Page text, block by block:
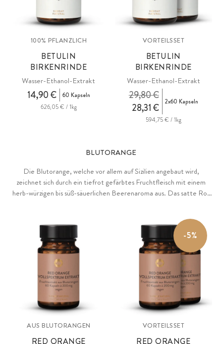
100% PFLANZLICH
BETULIN
BIRKENRINDE
Wasser-Ethanol-Extrakt
14,90 €
60 Kapseln
626,05 € / 1kg
VORTEILSSET
BETULIN
BIRKENRINDE
Wasser-Ethanol-Extrakt
28,31 €
29,80 € 2x60 Kapseln
594,75 € / 1kg
BLUTORANGE
Die Blutorange, welche vor allem auf Sizilien angebaut wird,
zeichnet sich durch ein tiefrot gefärbtes Fruchtfleisch mit einem
herb-würzigen bis süß-säuerlichen Beerenaroma aus. Das satte Rot
sogenannten Antocyanen. Reiner Blutorangen-Extrakt als
patentierter Rohstoff RedOrangeComplex
mit Anthocyanen,
Flavonoiden, Hydroxyzimtsäure und Vitamin C, gewonnen mittels
AUS BLUTORANGEN
RED ORANGE
-5%
VORTEILSSET
RED ORANGE